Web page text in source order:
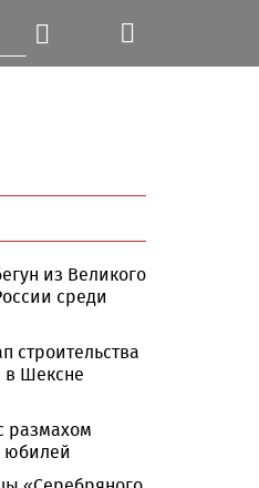
из Великого
среди
строительства
в Шексне
размахом
юбилей